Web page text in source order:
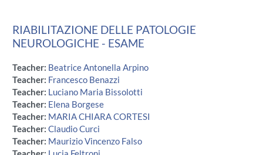
RIABILITAZIONE DELLE PATOLOGIE
NEUROLOGICHE - ESAME
Teacher: Beatrice Antonella Arpino
Teacher: Francesco Benazzi
Teacher: Luciano Maria Bissolotti
Teacher: Elena Borgese
Teacher: MARIA CHIARA CORTESI
Teacher: Claudio Curci
Teacher: Maurizio Vincenzo Falso